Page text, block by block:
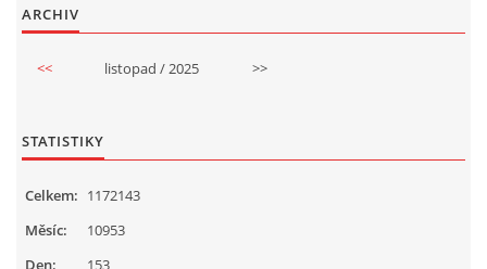
ARCHIV
<< listopad / 2025 >>
STATISTIKY
Celkem: 1172143
Měsíc:
10953
Den:
153